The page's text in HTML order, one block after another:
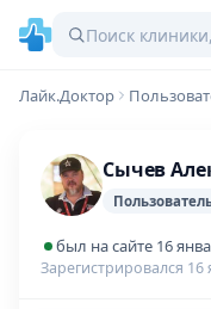
Лайк.Доктор
Сычев
был на сайте 16
Зарегистрировался